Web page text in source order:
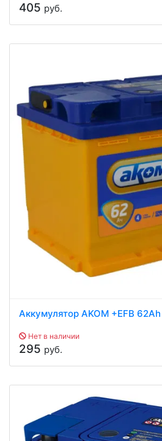
405 руб.
Аккумулятор AKOM +EFB
Нет в наличии
295 руб.